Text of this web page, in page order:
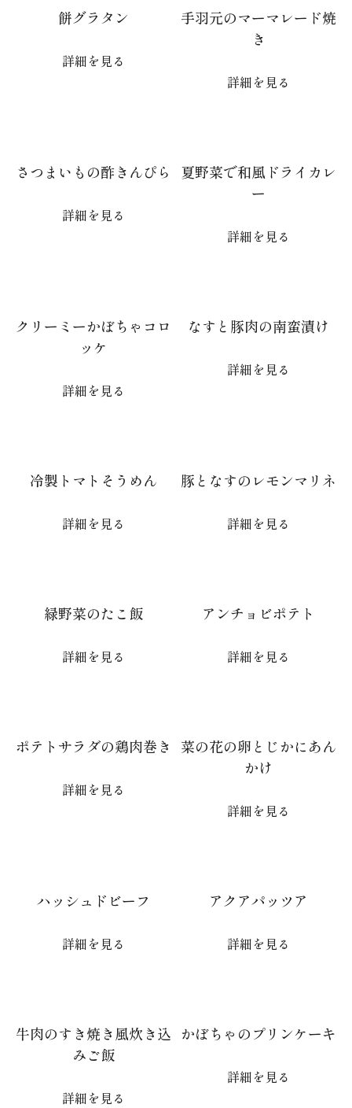
餅グラタン
詳細を見る
手羽元のマーマレード焼
き
詳細を見る
さつまいもの酢きんぴら
詳細を見る
夏野菜で和風ドライカレ
ー
詳細を見る
クリーミーかぼちゃコロ
ッケ
詳細を見る
なすと豚肉の南蛮漬け
詳細を見る
冷製トマトそうめん
詳細を見る
豚となすのレモンマリネ
詳細を見る
緑野菜のたこ飯
詳細を見る
アンチョビポテト
詳細を見る
ポテトサラダの鶏肉巻き
詳細を見る
菜の花の卵とじかにあん
かけ
詳細を見る
ハッシュドビーフ
詳細を見る
アクアパッツア
詳細を見る
牛肉のすき焼き風炊き込
みご飯
詳細を見る
かぼちゃのプリンケーキ
詳細を見る